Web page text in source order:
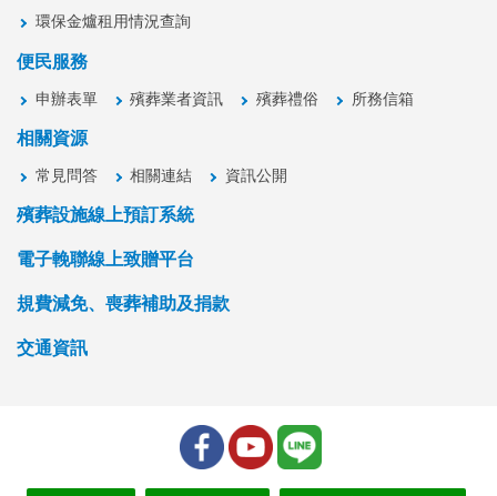
環保金爐租用情況查詢
便民服務
申辦表單 殯葬業者資訊 殯葬禮俗 所務信箱
相關資源
常見問答 相關連結 資訊公開
殯葬設施線上預訂系統
電子輓聯線上致贈平台
規費減免、喪葬補助及捐款
交通資訊